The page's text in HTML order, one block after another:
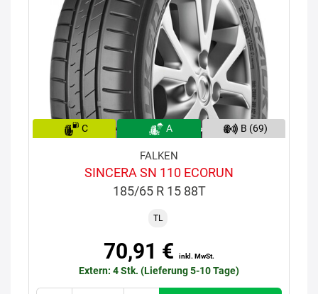
C A B (69)
FALKEN
SINCERA SN 110 ECORUN
185/65 R 15 88T
TL
70,91 € inkl. MwSt.
Extern: 4 Stk. (Lieferung 5-10 Tage)